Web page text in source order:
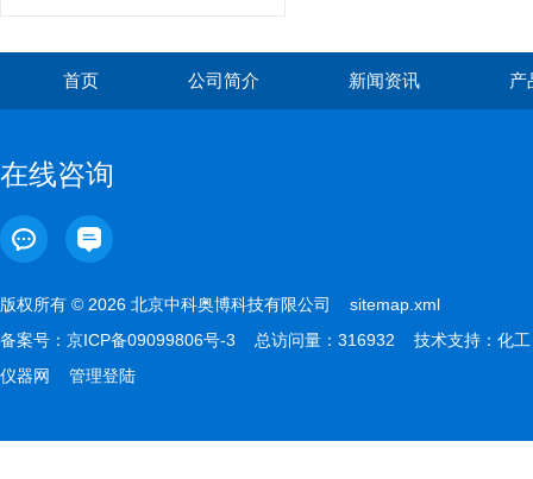
首页 公司简介 新闻资讯 产
在线咨询
版权所有 © 2026 北京中科奥博科技有限公司 sitemap.xml
备案号： 京ICP备09099806号-3 总访问量：316932 技术支持： 化工
仪器网
管理登陆